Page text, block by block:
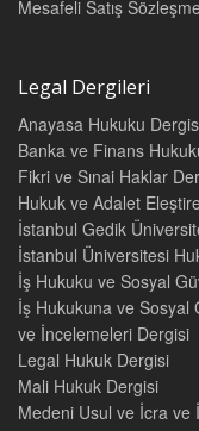
Mesafeli Satış
Legal Dergileri
Anayasa Hukuku
Banka ve Finans
Fikri ve Sınai Haklar
Hukuk ve Adalet
İstanbul Gedik
İstanbul Üniversitesi
İş Hukuku ve Sosyal
İş Hukukuna ve Sosyal
ve İncelemeleri Dergisi
Legal Hukuk Dergisi
Mali Hukuk Dergisi
Medeni Usul ve İcra ve